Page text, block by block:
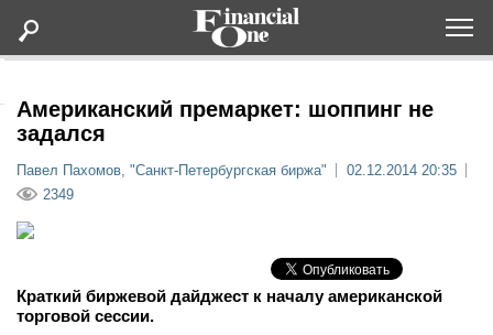
Статьи
Американский премаркет: шоппинг не
задался
Павел Пахомов, "Санкт-Петербургская биржа"
02.12.2014 20:35
2349
Краткий биржевой дайджест к началу американской
торговой сессии.